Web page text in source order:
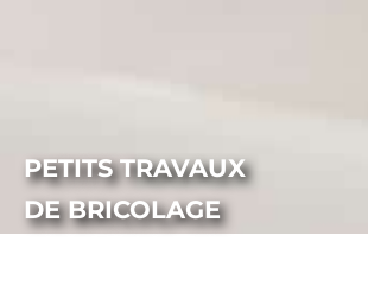
PETITS TRAVAUX
DE BRICOLAGE